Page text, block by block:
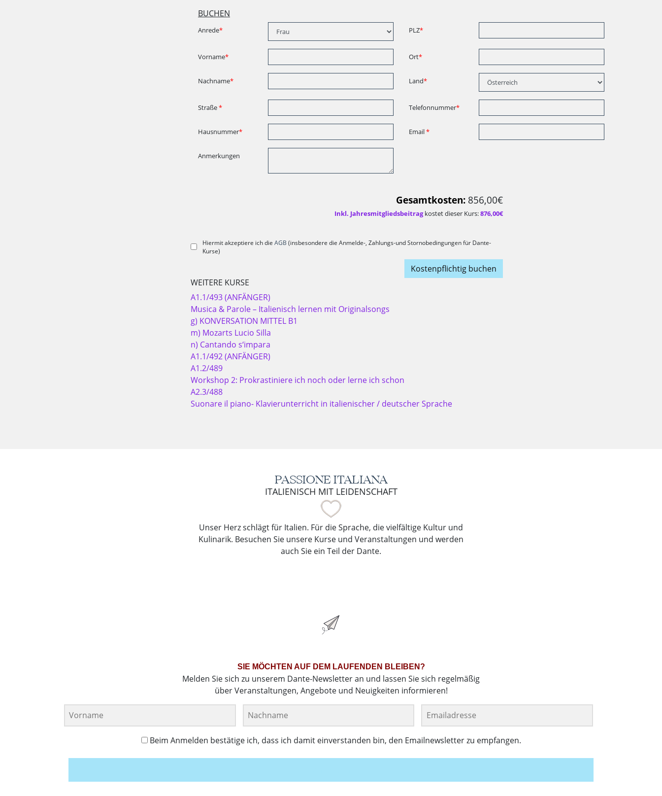
BUCHEN
Anrede* PLZ*
Vorname* Ort*
Nachname* Land*
Straße* Telefonnummer*
Hausnummer* Email*
Anmerkungen
Gesamtkosten:856,00€
Inkl. Jahresmitgliedsbeitragkostet dieser Kurs:876,00€
Hiermit akzeptiere ich dieAGB (insbesondere die Anmelde-, Zahlungs-und Stornobedingungen für Dante-
Kurse)
Kostenpflichtig buchen
WEITERE KURSE
A1.1/493 (ANFÄNGER)
Musica & Parole – Italienisch lernen mit Originalsongs
g) KONVERSATION MITTEL B1
m) Mozarts Lucio Silla
n) Cantando s‘impara
A1.1/492 (ANFÄNGER)
A1.2/489
Workshop 2: Prokrastiniere ich noch oder lerne ich schon
A2.3/488
Suonare il piano- Klavierunterricht in italienischer / deutscher Sprache
PASSIONE ITALIANA
ITALIENISCH MIT LEIDENSCHAFT
Unser Herz schlägt für Italien. Für die Sprache, die vielfältige Kultur und
Kulinarik. Besuchen Sie unsere Kurse und Veranstaltungen und werden
auch Sie ein Teil der Dante.
SIE MÖCHTEN AUF DEM LAUFENDEN BLEIBEN?
Melden Sie sich zu unserem Dante-Newsletter an und lassen Sie sich regelmäßig
über Veranstaltungen, Angebote und Neuigkeiten informieren!
Beim Anmelden bestätige ich, dass ich damit einverstanden bin, den Emailnewsletter zu empfangen.